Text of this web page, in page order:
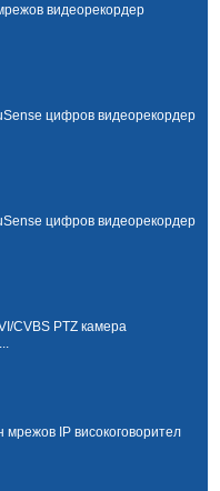
видеорекордер
цифров видеорекордер
цифров видеорекордер
CVBS PTZ камера
IP високоговорител